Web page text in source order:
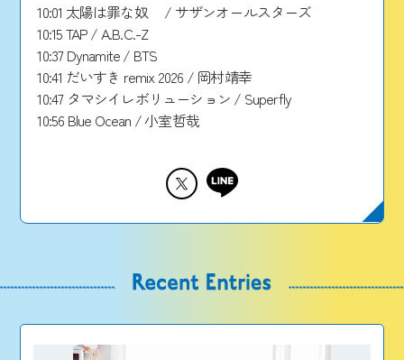
10:01 太陽は罪な奴 / サザンオールスターズ
10:15 TAP / A.B.C.-Z
10:37 Dynamite / BTS
10:41 だいすき remix 2026 / 岡村靖幸
10:47 タマシイレボリューション / Superfly
10:56 Blue Ocean / 小室哲哉